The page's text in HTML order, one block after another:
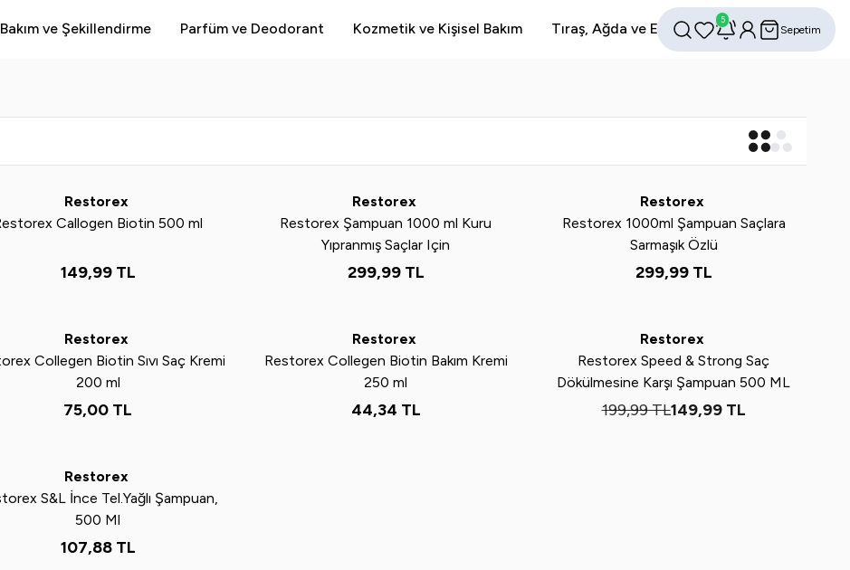
ve Şekillendirme Parfüm ve Deodorant Kozmetik ve Kişisel Bakım Tıraş, Ağda ve Epilasyon Avantajlı Setler
Favorilerim
5
HesabımSepetim
Restorex
Callogen Biotin 500 ml
149,99TL
Restorex
Restorex Şampuan 1000 ml Kuru
Yıpranmış Saçlar Için
299,99TL
Restorex
Restorex 1000ml Şampuan Saçlara
Sarmaşık Özlü
299,99TL
Restorex
Collegen Biotin Sıvı Saç Kremi
200 ml
75,00 TL
Restorex
Restorex Collegen Biotin Bakım Kremi
250 ml
44,34 TL
Restorex
Restorex Speed & Strong Saç
Dökülmesine Karşı Şampuan 500 ML
199,99TL149,99TL
Restorex
S&L İnce Tel.Yağlı Şampuan,
500 Ml
107,88TL